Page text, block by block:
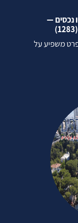
נכסים —
משפיע על